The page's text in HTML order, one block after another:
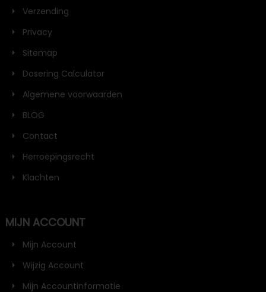
Verzending
Privacy
Sitemap
Dosering Calculator
Algemene voorwaarden
BLOG
Contact
Herroepingsrecht
Klachten
MIJN ACCOUNT
Mijn Account
Wijzig Account
Mijn Accountinformatie